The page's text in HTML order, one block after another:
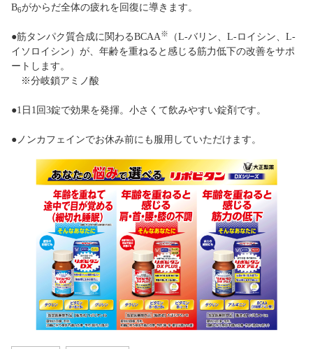
B6がからだ全体の疲れを回復に導きます。
●筋タンパク質合成に関わるBCAA※
（L-バリン、L-ロイシン、L-
イソロイシン）が、年齢を重ねると感じる筋力低下の改善をサポ
ートします。
※分岐鎖アミノ酸
●1日1回3錠で効果を発揮。小さくて飲みやすい錠剤です。
●ノンカフェインでお休み前にも服用していただけます。